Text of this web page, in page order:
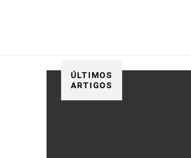
ÚLTIMOS
ARTIGOS